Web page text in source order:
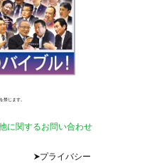
禁じます。
に関するお問い合わせ
プライバシー